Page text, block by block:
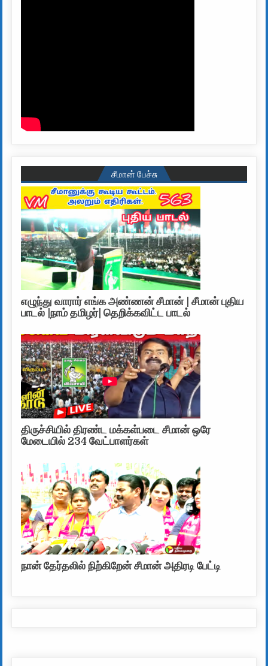
சீமான் பேச்சு
எழுந்து வாரார் எங்க அண்ணன் சீமான் | சீமான் புதிய
பாடல் |நாம் தமிழர்| தெறிக்கவிட்ட பாடல்
திருச்சியில் திரண்ட மக்கள்படை சீமான் ஒரே
மேடையில் 234 வேட்பாளர்கள்
நான் தேர்தலில் நிற்கிறேன் சீமான் அதிரடி பேட்டி